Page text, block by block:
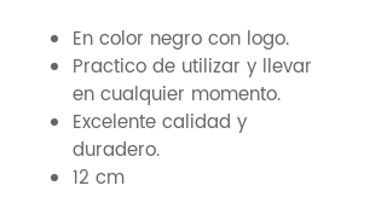
En color negro con logo.
Practico de utilizar y llevar
en cualquier momento.
Excelente calidad y
duradero.
12 cm